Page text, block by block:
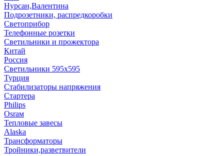
Нурсан,Валентина
Подрозетники, распредкоробки
Светоприбор
Телефонные розетки
Светильники и прожектора
Китай
Россия
Светильники 595х595
Турция
Стабилизаторы напряжения
Стартера
Philips
Оsrам
Тепловые завесы
Alaska
Трансформаторы
Тройники,разветвители